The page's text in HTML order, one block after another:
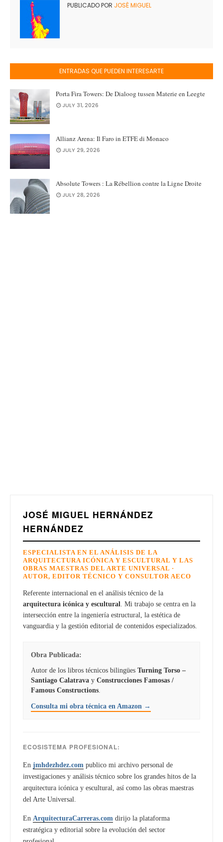
PUBLICADO POR JOSÉ MIGUEL
ENTRADAS QUE PUEDEN INTERESARTE
Porta Fira Towers: De Dialoog tussen Materie en Leegte
JULY 31, 2026
Allianz Arena: Il Faro in ETFE di Monaco
JULY 29, 2026
Absolute Towers : La Rébellion contre la Ligne Droite
JULY 28, 2026
JOSÉ MIGUEL HERNÁNDEZ
HERNÁNDEZ
ESPECIALISTA EN EL ANÁLISIS DE LA
ARQUITECTURA ICÓNICA Y ESCULTURAL Y LAS
OBRAS MAESTRAS DEL ARTE UNIVERSAL ·
AUTOR, EDITOR TÉCNICO Y CONSULTOR AECO
Referente internacional en el análisis técnico de la
arquitectura icónica y escultural. Mi trabajo se centra en la
intersección entre la ingeniería estructural, la estética de
vanguardia y la gestión editorial de contenidos especializados.
Obra Publicada:
Autor de los libros técnicos bilingües Turning Torso –
Santiago Calatrava y Construcciones Famosas /
Famous Constructions
Consulta mi obra técnica en Amazon →
ECOSISTEMA PROFESIONAL:
En jmhdezhdez.com publico mi archivo personal de
investigaciones y análisis técnico sobre los grandes hitos de la
arquitectura icónica y escultural, así como las obras maestras
del Arte Universal.
En ArquitecturaCarreras.com dirijo la plataforma
estratégica y editorial sobre la evolución del sector